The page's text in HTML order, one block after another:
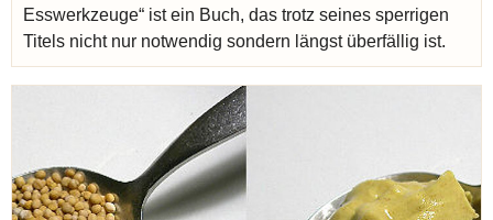
Esswerkzeuge“ ist ein Buch, das trotz seines sperrigen
Titels nicht nur notwendig sondern längst überfällig ist.